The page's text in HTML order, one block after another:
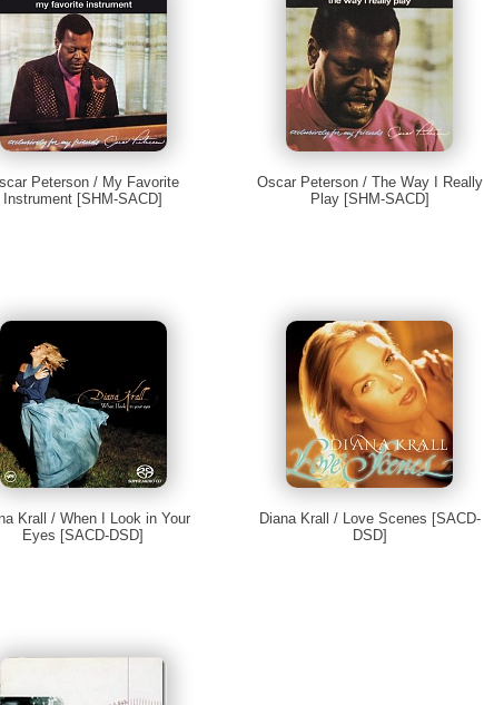
Peterson / My Favorite
Instrument [SHM-SACD]
Oscar Peterson / The Way I Really
Play [SHM-SACD]
Krall / When I Look in Your
Eyes [SACD-DSD]
Diana Krall / Love Scenes [SACD-
DSD]